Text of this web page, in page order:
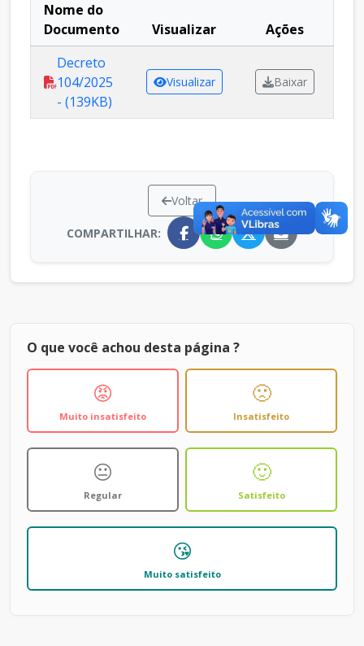
Nome do
Documento
Visualizar
Ações
Decreto
104/2025
- (139KB)
Visualizar Baixar
Voltar
COMPARTILHAR:
O que você achou desta página ?
😡
Muito insatisfeito
🙁
Insatisfeito
😐
Regular
🙂
Satisfeito
😘
Muito satisfeito